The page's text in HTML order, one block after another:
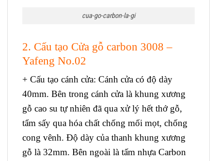
cua-go-carbon-la-gi
2. Cấu tạo Cửa gỗ carbon 3008 –
Yafeng No.02
+ Cấu tạo cánh cửa: Cánh cửa có độ dày
40mm. Bên trong cánh cửa là khung xương
gỗ cao su tự nhiên đã qua xử lý hết thớ gỗ,
tẩm sấy qua hóa chất chống mối mọt, chống
cong vênh. Độ dày của thanh khung xương
gỗ là 32mm. Bên ngoài là tấm nhựa Carbon